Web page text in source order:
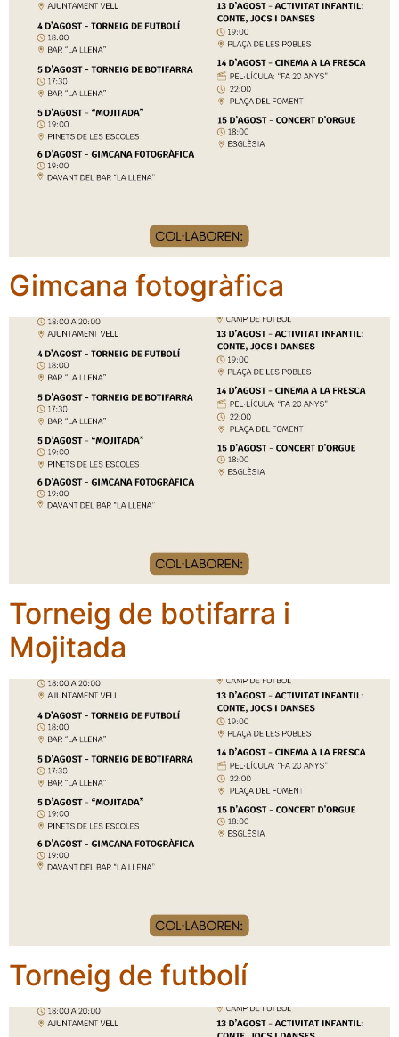
Gimcana fotogràfica
Torneig de botifarra i
Mojitada
Torneig de futbolí